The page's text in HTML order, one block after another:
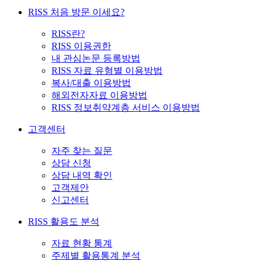
RISS 처음 방문 이세요?
RISS란?
RISS 이용권한
내 관심논문 등록방법
RISS 자료 유형별 이용방법
복사/대출 이용방법
해외전자자료 이용방법
RISS 정보취약계층 서비스 이용방법
고객센터
자주 찾는 질문
상담 신청
상담 내역 확인
고객제안
신고센터
RISS 활용도 분석
자료 현황 통계
주제별 활용통계 분석